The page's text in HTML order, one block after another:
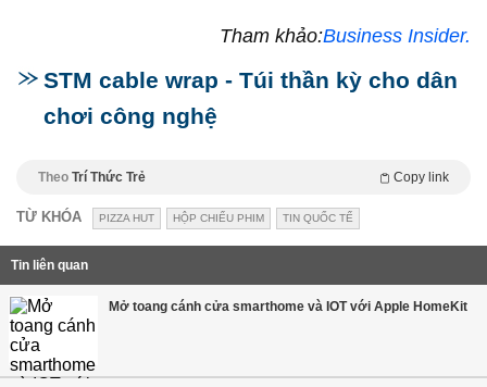
Tham khảo:Business Insider.
STM cable wrap - Túi thần kỳ cho dân
chơi công nghệ
Theo Trí Thức Trẻ Copy link
TỪ KHÓA PIZZA HUT HỘP CHIẾU PHIM TIN QUỐC TẾ
Tin liên quan
Mở toang cánh cửa smarthome và IOT với Apple HomeKit